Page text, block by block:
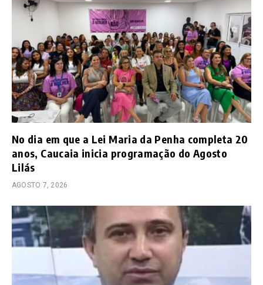
No dia em que a Lei Maria da Penha completa 20
anos, Caucaia inicia programação do Agosto
Lilás
AGOSTO 7, 2026